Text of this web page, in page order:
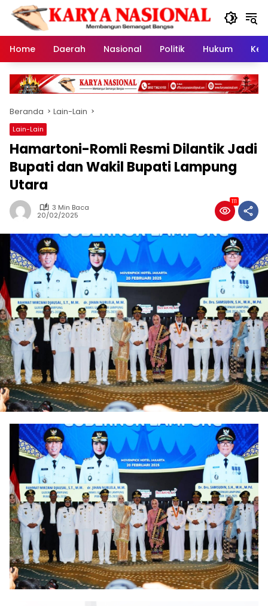
Langsung
konten
Home
Daerah Nasional Politik Hukum
Beranda Lain-Lain
Lain-Lain
Hamartoni-Romli Resmi Dilantik Jadi
Bupati dan Wakil Bupati Lampung
Utara
3 Min Baca
20/02/2025
111